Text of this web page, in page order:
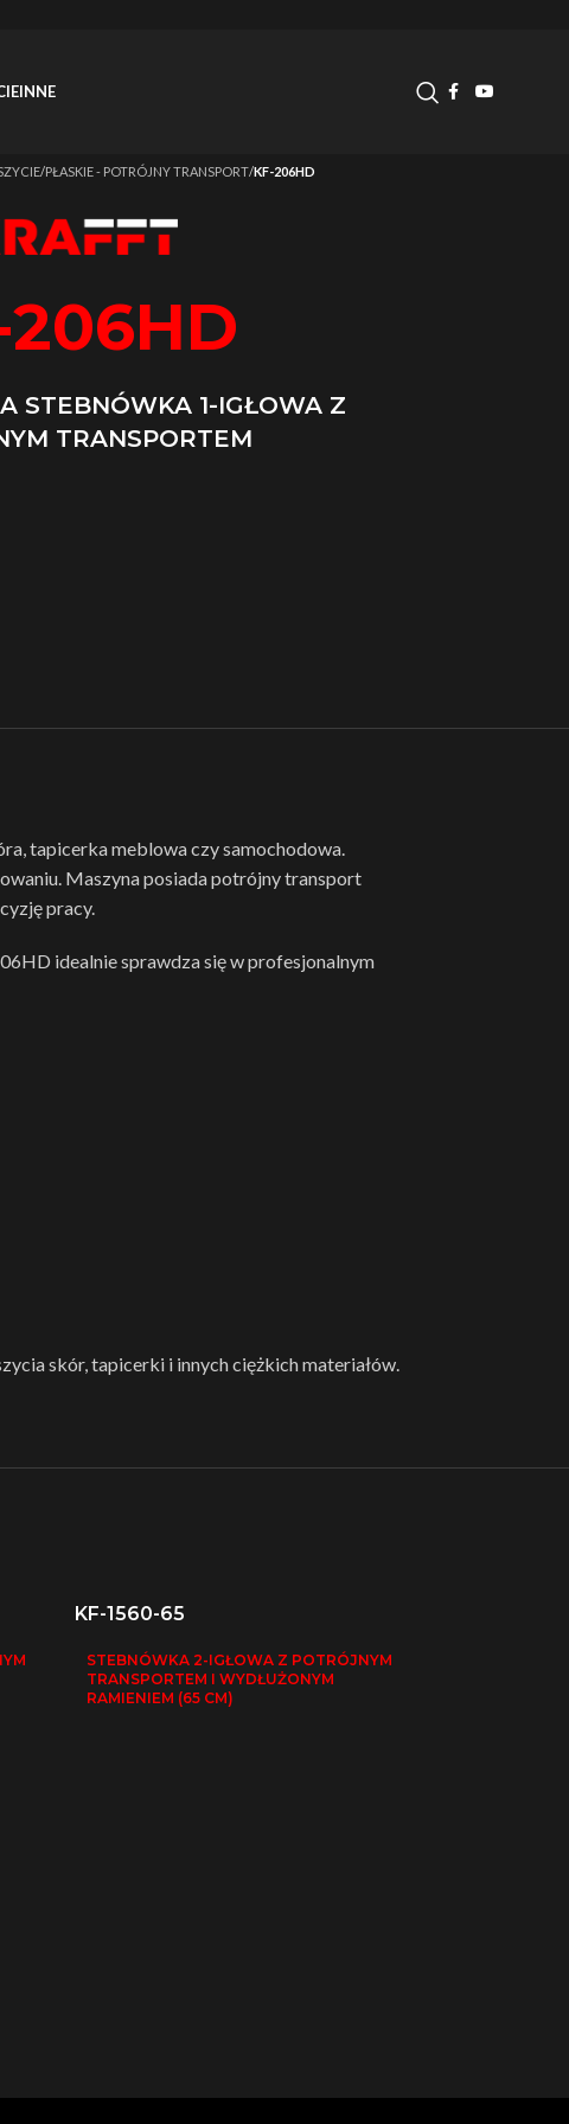
INNE
/PŁASKIE - POTRÓJNY TRANSPORT/KF-206HD
206HD
STEBNÓWKA 1-IGŁOWA Z
TRANSPORTEM
tapicerka meblowa czy samochodowa.
Maszyna posiada potrójny transport
pracy.
idealnie sprawdza się w profesjonalnym
skór, tapicerki i innych ciężkich materiałów.
KF-1560-65
STEBNÓWKA 2-IGŁOWA Z POTRÓJNYM
TRANSPORTEM I WYDŁUŻONYM
RAMIENIEM (65 CM)